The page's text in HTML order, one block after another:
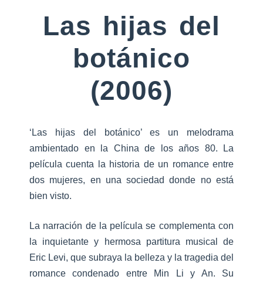
Las hijas del
botánico
(2006)
‘Las hijas del botánico’ es un melodrama
ambientado en la China de los años 80. La
película cuenta la historia de un romance entre
dos mujeres, en una sociedad donde no está
bien visto.
La narración de la película se complementa con
la inquietante y hermosa partitura musical de
Eric Levi, que subraya la belleza y la tragedia del
romance condenado entre Min Li y An. Su